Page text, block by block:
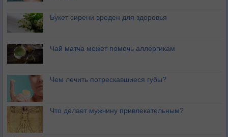
Букет сирени вреден для здоровья
Чай матча может помочь аллергикам
Чем лечить потрескавшиеся губы?
Что делает мужчину привлекательным?